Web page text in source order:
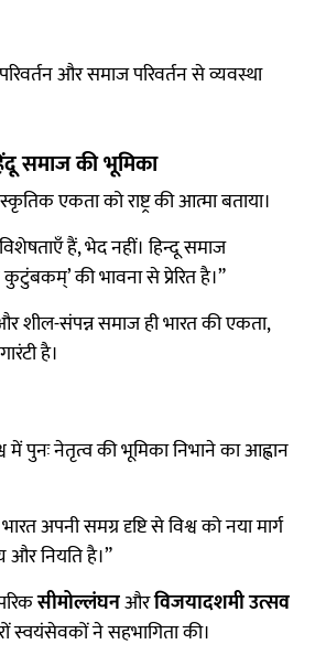
और समाज परिवर्तन से व्यवस्था
समाज की भूमिका
एकता को राष्ट्र की आत्मा बताया।
विशेषताएँ हैं, भेद नहीं। हिन्दू समाज
की भावना से प्रेरित है।”
शील-संपन्न समाज ही भारत की एकता,
है।
पुनः नेतृत्व की भूमिका निभाने का आह्वान
अपनी समग्र दृष्टि से विश्व को नया मार्ग
और नियति है।”
सीमोल्लंघनऔरविजयादशमी उत्सव
ने सहभागिता की।